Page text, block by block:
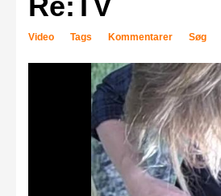
Video Tags Kommentarer Søg